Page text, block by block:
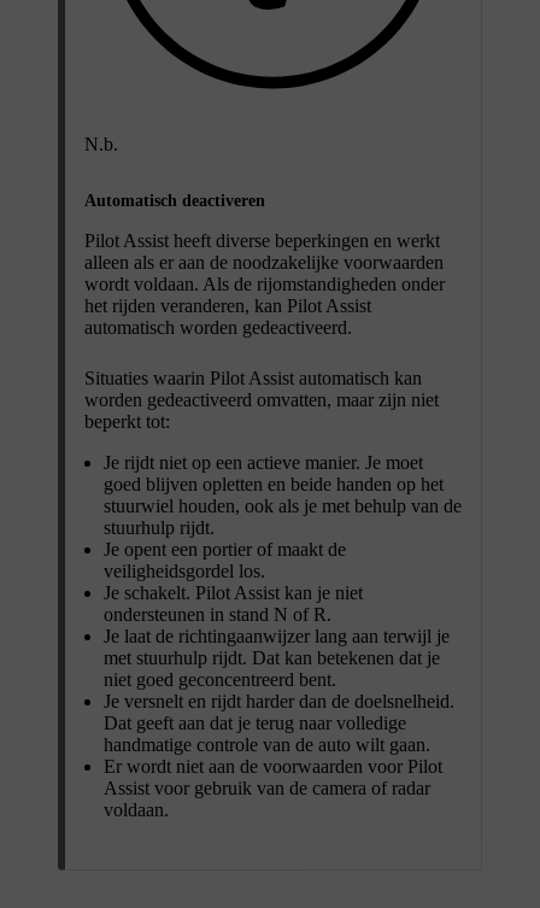
N.b.
Automatisch deactiveren
Pilot Assist heeft diverse beperkingen en werkt
alleen als er aan de noodzakelijke voorwaarden
wordt voldaan. Als de rijomstandigheden onder
het rijden veranderen, kan Pilot Assist
automatisch worden gedeactiveerd.
Situaties waarin Pilot Assist automatisch kan
worden gedeactiveerd omvatten, maar zijn niet
beperkt tot:
Je rijdt niet op een actieve manier. Je moet
goed blijven opletten en beide handen op het
stuurwiel houden, ook als je met behulp van de
stuurhulp rijdt.
Je opent een portier of maakt de
veiligheidsgordel los.
Je schakelt. Pilot Assist kan je niet
ondersteunen in stand N of R.
Je laat de richtingaanwijzer lang aan terwijl je
met stuurhulp rijdt. Dat kan betekenen dat je
niet goed geconcentreerd bent.
Je versnelt en rijdt harder dan de doelsnelheid.
Dat geeft aan dat je terug naar volledige
handmatige controle van de auto wilt gaan.
Er wordt niet aan de voorwaarden voor Pilot
Assist voor gebruik van de camera of radar
voldaan.